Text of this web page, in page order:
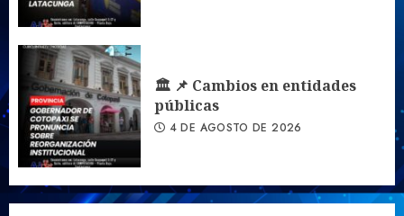
🏛️ 📌 Cambios en entidades
públicas
4 DE AGOSTO DE 2026